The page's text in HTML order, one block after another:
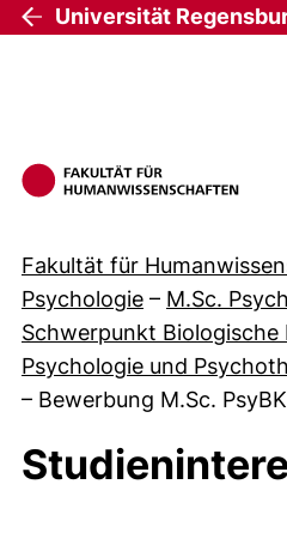
Universität
Fakultät für
Psychologie – M.Sc.
Schwerpunkt Biologische
Psychologie und
– Bewerbung M.Sc.